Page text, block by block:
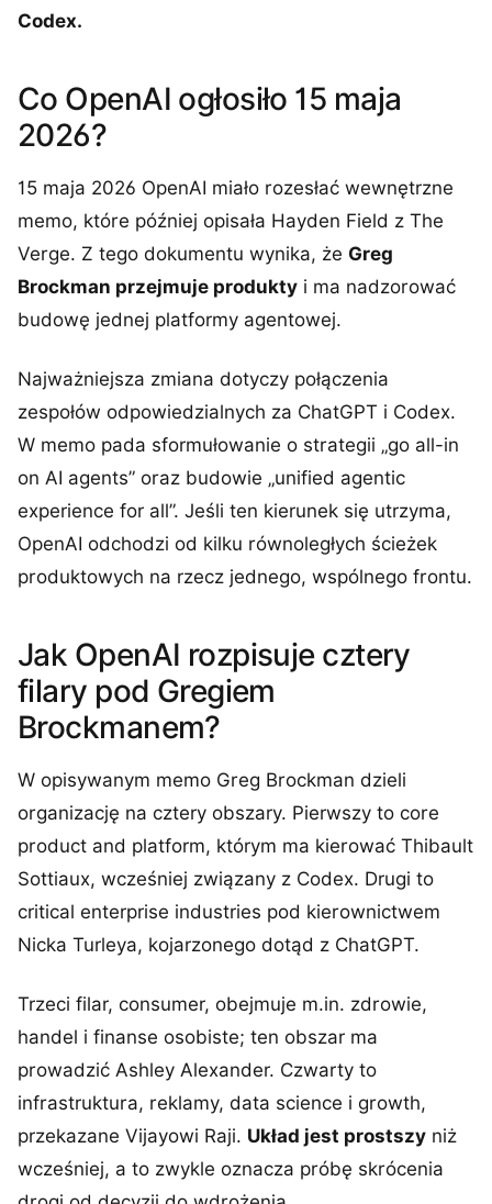
Codex.
Co OpenAI ogłosiło 15 maja
2026?
15 maja 2026 OpenAI miało rozesłać wewnętrzne
memo, które później opisała Hayden Field z The
Verge. Z tego dokumentu wynika, że Greg
Brockman przejmuje produkty i ma nadzorować
budowę jednej platformy agentowej.
Najważniejsza zmiana dotyczy połączenia
zespołów odpowiedzialnych za ChatGPT i Codex.
W memo pada sformułowanie o strategii „go all-in
on AI agents” oraz budowie „unified agentic
experience for all”. Jeśli ten kierunek się utrzyma,
OpenAI odchodzi od kilku równoległych ścieżek
produktowych na rzecz jednego, wspólnego frontu.
Jak OpenAI rozpisuje cztery
filary pod Gregiem
Brockmanem?
W opisywanym memo Greg Brockman dzieli
organizację na cztery obszary. Pierwszy to core
product and platform, którym ma kierować Thibault
Sottiaux, wcześniej związany z Codex. Drugi to
critical enterprise industries pod kierownictwem
Nicka Turleya, kojarzonego dotąd z ChatGPT.
Trzeci filar, consumer, obejmuje m.in. zdrowie,
handel i finanse osobiste; ten obszar ma
prowadzić Ashley Alexander. Czwarty to
infrastruktura, reklamy, data science i growth,
przekazane Vijayowi Raji. Układ jest prostszy niż
wcześniej, a to zwykle oznacza próbę skrócenia